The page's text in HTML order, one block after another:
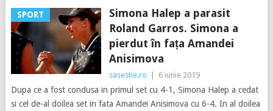
SPORT
Simona Halep a parasit
Roland Garros. Simona a
pierdut în fața Amandei
Anisimova
sasestie.ro 6 iunie 2019
Dupa ce a fost condusa in primul set cu 4-1, Simona Halep a cedat
si cel de-al doilea set in fata Amandei Anisimova cu 6-4. In al doilea